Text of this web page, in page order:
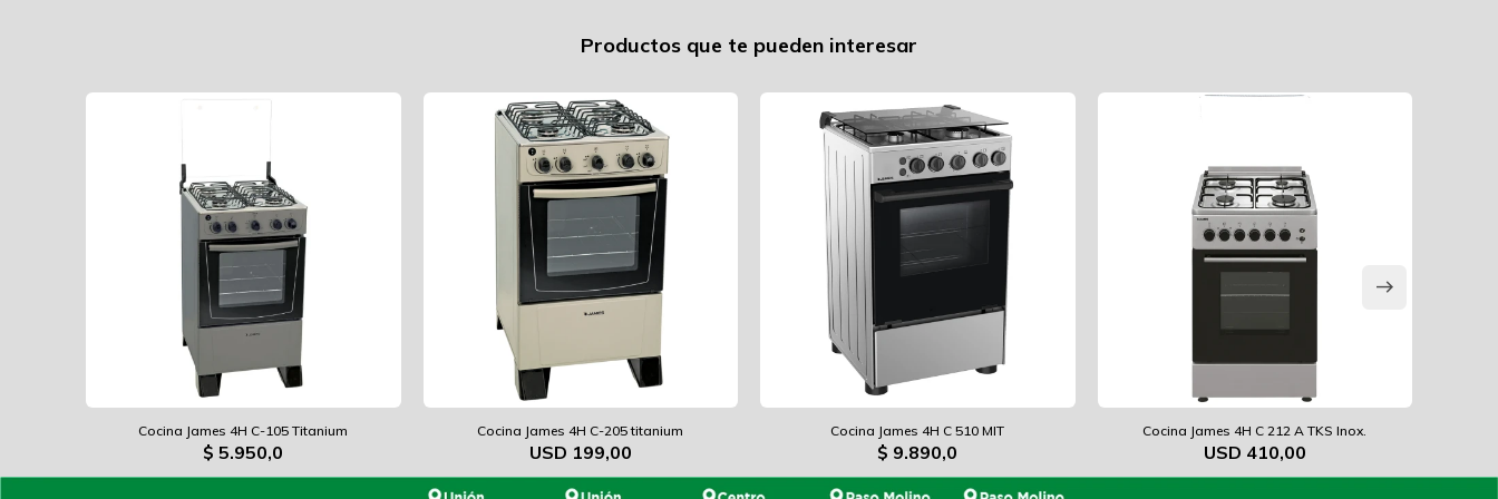
Productos que te pueden interesar
Cocina James 4H C-105 Titanium
$ 5.950,0
Cocina James 4H C-205 titanium
USD 199,00
Cocina James 4H C 510 MIT
$ 9.890,0
Cocina James 4H C 212 A TKS Inox.
USD 410,00